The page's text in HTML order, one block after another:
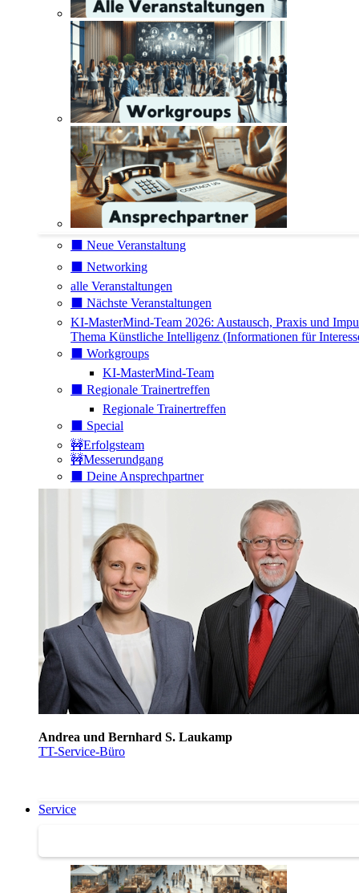
⬛️ Neue Veranstaltung
⬛️ Networking
alle Veranstaltungen
⬛️ Nächste Veranstaltungen
KI-MasterMind-Team 2026: Austausch, Praxis und
Thema Künstliche Intelligenz (Informationen für
⬛️ Workgroups
KI-MasterMind-Team
⬛️ Regionale Trainertreffen
Regionale Trainertreffen
⬛️ Special
🚧Erfolgsteam
🚧Messerundgang
⬛️ Deine Ansprechpartner
Andrea und Bernhard S. Laukamp
TT-Service-Büro
Service